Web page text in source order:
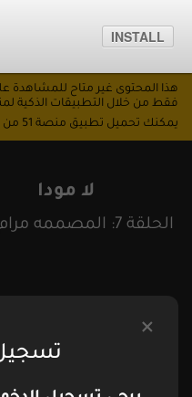
INSTALL
لا مودا
الحلقة 7: المصممه مرام جوهر
هذا المحتوى غير متاح للمشاهدة
فقط من خلال التطبيقات الذكية
يمكنك تحميل تطبيق منصة 51 من متاجر التطبيقات الذكية